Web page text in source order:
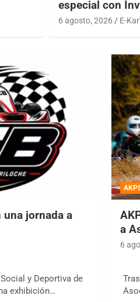
especial con
6 agosto, 2026 E-
una jornada a
y Deportiva de
exhibición…
a
6